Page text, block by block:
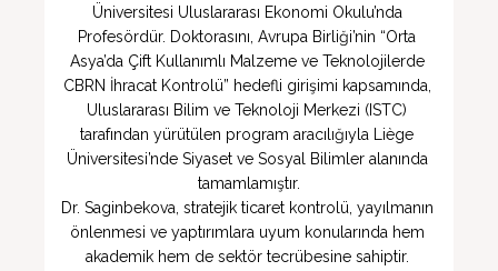
Üniversitesi Uluslararası Ekonomi Okulu’nda
Profesördür. Doktorasını, Avrupa Birliği’nin “Orta
Asya’da Çift Kullanımlı Malzeme ve Teknolojilerde
CBRN İhracat Kontrolü” hedefli girişimi kapsamında,
Uluslararası Bilim ve Teknoloji Merkezi (ISTC)
tarafından yürütülen program aracılığıyla Liège
Üniversitesi’nde Siyaset ve Sosyal Bilimler alanında
tamamlamıştır.
Dr. Saginbekova, stratejik ticaret kontrolü, yayılmanın
önlenmesi ve yaptırımlara uyum konularında hem
akademik hem de sektör tecrübesine sahiptir.